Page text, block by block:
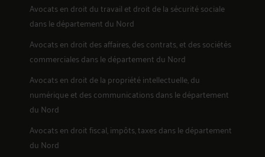
Avocats en droit du travail et droit de la sécurité sociale
dans le département du Nord
Avocats en droit des affaires, des contrats, et des sociétés
commercialesdans le département du Nord
Avocats en droit de la propriété intellectuelle, du
numérique et des communicationsdans le département
du Nord
Avocats en droit fiscal, impôts, taxesdans le département
du Nord